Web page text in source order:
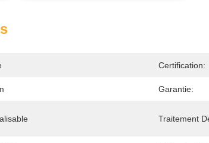
Certification:
Garantie:
Traitement